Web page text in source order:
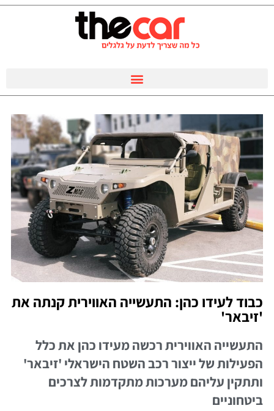
כבוד לעידו כהן: התעשייה האווירית קנתה את
'זיבאר'
התעשייה האווירית רכשה מעידו כהן את כלל
הפעילות של ייצור רכב השטח הישראלי 'זיבאר'
ותתקין עליהם מערכות מתקדמות לצרכים
ביטחוניים